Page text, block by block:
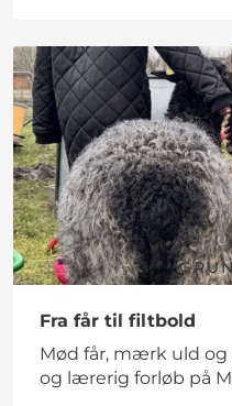
Fra får til filtbold
Mød får, mærk uld
og lærerig forløb på